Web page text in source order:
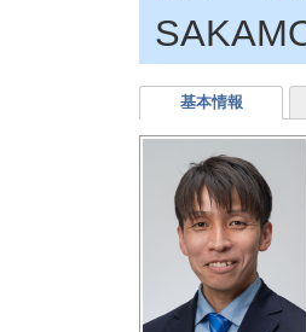
基本情報